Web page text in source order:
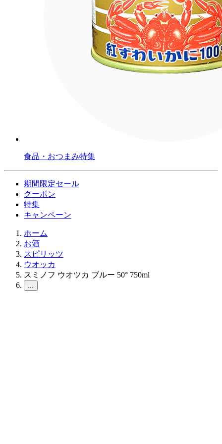
食品・おつまみ特集
期間限定セール
クーポン
特集
キャンペーン
ホーム
お酒
スピリッツ
ウオッカ
スミノフ ウオツカ ブルー 50° 750ml
...